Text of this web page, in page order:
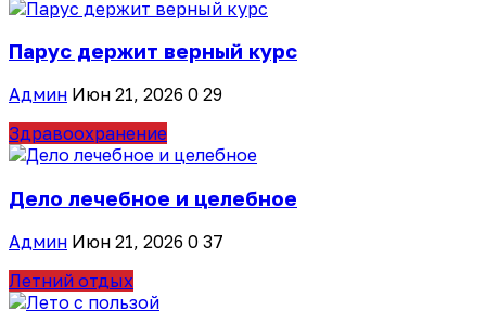
Парус держит верный курс
Админ Июн 21, 2026 0 29
Здравоохранение
Дело лечебное и целебное
Админ Июн 21, 2026 0 37
Летний отдых